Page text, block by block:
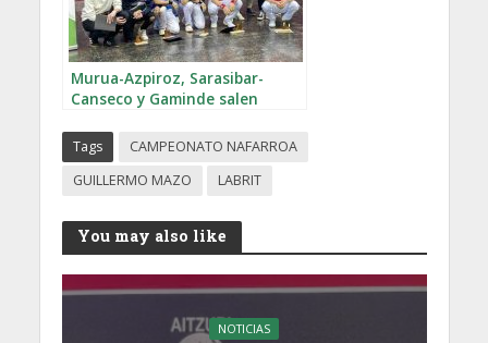
Murua-Azpiroz, Sarasibar-
Canseco y Gaminde salen
Vasco
Tags
CAMPEONATO NAFARROA
GUILLERMO MAZO
LABRIT
You may also like
NOTICIAS